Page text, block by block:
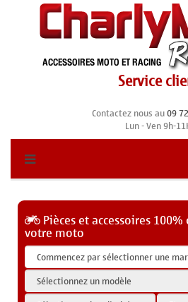
Service
Contactez nous au09
Lun - Ven 9h-
Pièces et accessoires
votre moto